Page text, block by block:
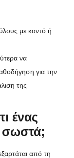
με κοντό ή
να
για την
της
ένας
σωστά;
από τη